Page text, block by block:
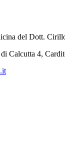
del Dott.
Calcutta 4,